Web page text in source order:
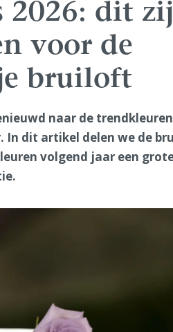
2026: dit
voor de
bruiloft
naar de
In dit artikel delen we de
volgend jaar een